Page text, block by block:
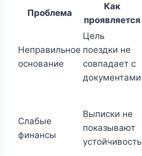
Проблема
Как
проявляется
Неправильное
основание
Цель
поездки не
совпадает с
документами
Слабые
финансы
Выписки не
показывают
устойчивость